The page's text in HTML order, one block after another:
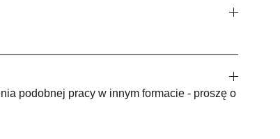
podobnej pracy w innym formacie - proszę o